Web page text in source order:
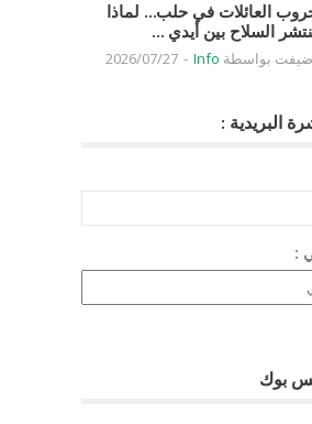
العائلات في حلب… لماذا
السلاح بين أيدي ...
بواسطة Info
-
2026/07/27
البريدية :
:
بوك